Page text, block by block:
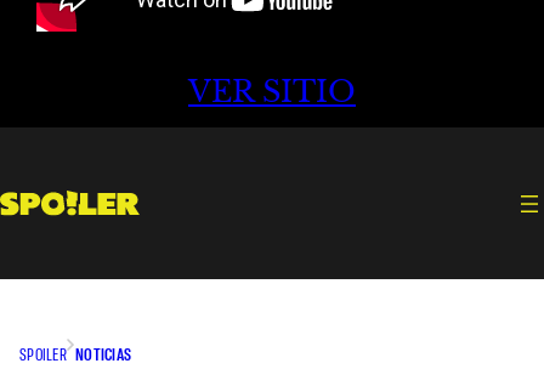
VER SITIO
SPOILER NOTICIAS